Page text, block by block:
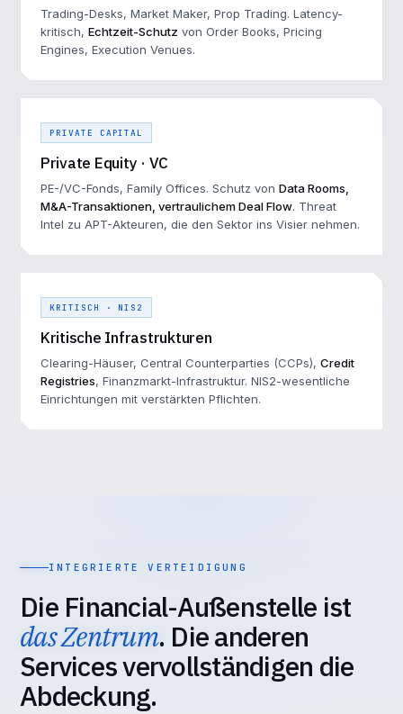
Trading-Desks, Market Maker, Prop Trading. Latency-
kritisch, Echtzeit-Schutz von Order Books, Pricing
Engines, Execution Venues.
PRIVATE CAPITAL
Private Equity · VC
PE-/VC-Fonds, Family Offices. Schutz von Data Rooms,
M&A-Transaktionen, vertraulichem Deal Flow. Threat
Intel zu APT-Akteuren, die den Sektor ins Visier nehmen.
KRITISCH · NIS2
Kritische Infrastrukturen
Clearing-Häuser, Central Counterparties (CCPs), Credit
Registries, Finanzmarkt-Infrastruktur. NIS2-wesentliche
Einrichtungen mit verstärkten Pflichten.
INTEGRIERTE VERTEIDIGUNG
Die Financial-Außenstelle ist
das Zentrum. Die anderen
Services vervollständigen die
Abdeckung.